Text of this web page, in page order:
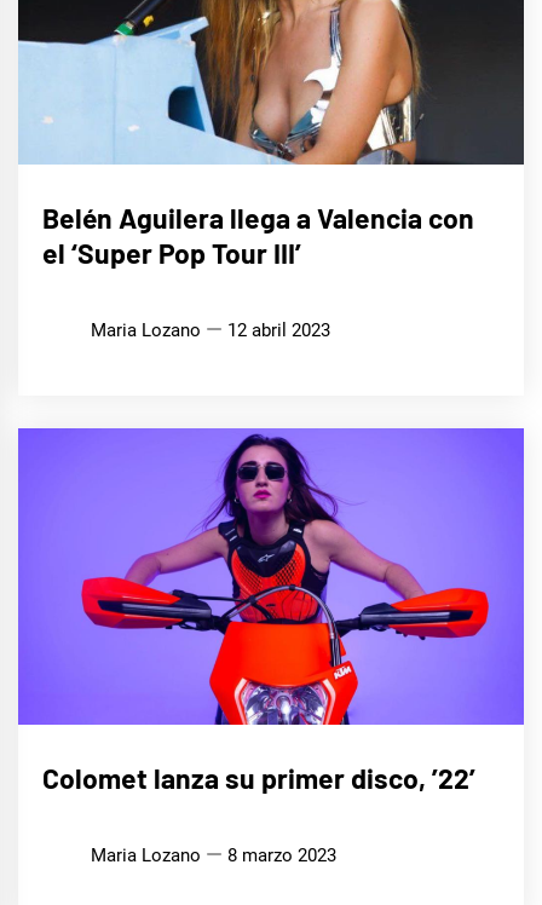
Belén Aguilera llega a Valencia con
el ‘Super Pop Tour III’
Maria Lozano 12 abril 2023
Colomet lanza su primer disco, ’22’
Maria Lozano 8 marzo 2023